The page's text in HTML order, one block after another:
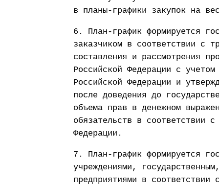
в планы-графики закупок на
6. План-график формируется
заказчиком в соответствии с
составления и рассмотрения
Российской Федерации с
Российской Федерации и
после доведения до
объема прав в денежном
обязательств в соответствии
Федерации.
7. План-график формируется
учреждениями,
предприятиями в соответствии